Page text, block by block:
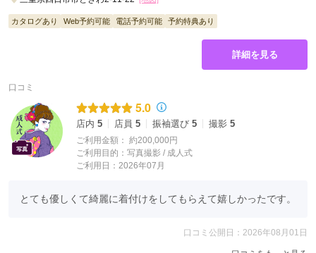
カタログあり Web予約可能 電話予約可能 予約特典あり
詳細を見る
口コミ
5.0
店内 5 店員 5 振袖選び 5 撮影 5
ご利用金額： 約200,000円
ご利用目的： 写真撮影 / 成人式
ご利用日：2026年07月
とても優しくて綺麗に着付けをしてもらえて嬉しかったです。
口コミ公開日：2026年08月01日